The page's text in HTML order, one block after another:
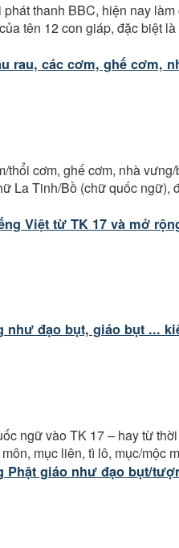
thanh BBC, hiện nay
tên 12 con giáp, đặc biệt
rau, các cơm, ghế cơm,
cơm, ghế cơm, nhà
La Tinh/Bồ (chữ quốc ngữ),
Việt từ TK 17 và mở
như đạo bụt, giáo bụt ...
ngữ vào TK 17 – hay từ
mục liên, tì lô, mục/mộc
Phật giáo như đạo bụt/